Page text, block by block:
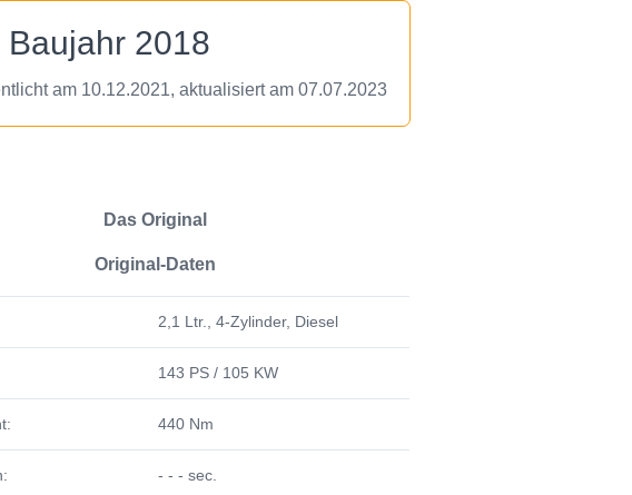
2018
am 10.12.2021, aktualisiert am 07.07.2023
Das Original
Original-Daten
2,1 Ltr., 4-Zylinder, Diesel
143 PS / 105 KW
440 Nm
- - - sec.